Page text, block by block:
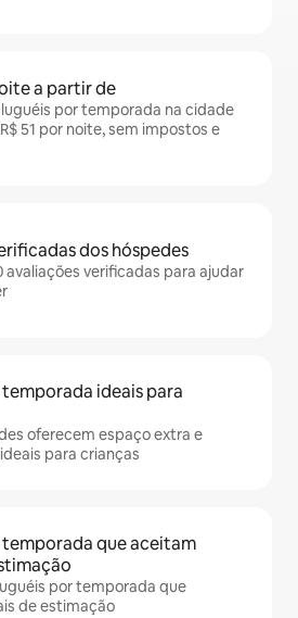
a partir de
por temporada na cidade
51 por noite, sem impostos e
dos hóspedes
avaliações verificadas para ajudar
ideais para
oferecem espaço extra e
para crianças
que aceitam
por temporada que
de estimação